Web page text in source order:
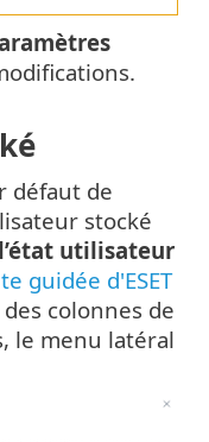
défaut de
stocké
utilisateur
guidée d'ESET
colonnes de
le menu latéral